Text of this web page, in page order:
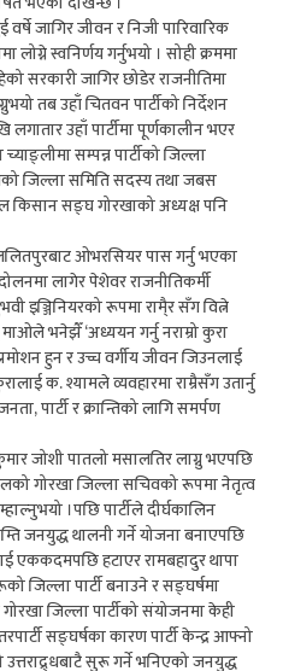
वर्षे जागिर जीवन र निजी पारिवारिक
लोग्ने स्वनिर्णय गर्नुभयो । सोही क्रममा
सरकारी जागिर छोडेर राजनीतिमा
तब उहाँ चितवन पार्टीको निर्देशन
उहाँ पार्टीमा पूर्णकालीन भएर
सम्पन्न पार्टीको जिल्ला
जिल्ला समिति सदस्य तथा जबस
किसान सङ्घ गोरखाको अध्यक्ष पनि
ओभरसियर पास गर्नु भएका
लागेर पेशेवर राजनीतिकर्मी
इञ्जिनियरको रूपमा रामै्र सँग वित्ने
भनेझैँ ‘अध्ययन गर्नु नराम्रो कुरा
हुन र उच्च वर्गीय जीवन जिउनलाई
क. श्यामले व्यवहारमा राम्रैसँग उतार्नु
पार्टी र क्रान्तिको लागि समर्पण
जोशी पातलो मसालतिर लाग्नु भएपछि
गोरखा जिल्ला सचिवको रूपमा नेतृत्व
।पछि पार्टीले दीर्घकालिन
जनयुद्ध थालनी गर्ने योजना बनाएपछि
एककदमपछि हटाएर रामबहादुर थापा
जिल्ला पार्टी बनाउने र सङ्घर्षमा
गोरखा जिल्ला पार्टीको संयोजनमा केही
सङ्घर्षका कारण पार्टी केन्द्र आफ्नो
सुरू गर्ने भनिएको जनयुद्ध